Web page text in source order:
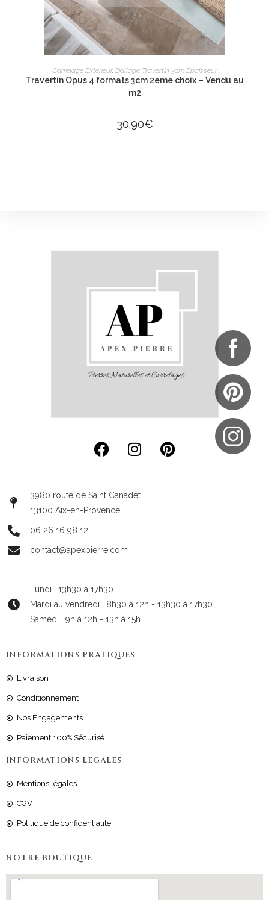
AJOUTER AU PANIER
Carrelage Extérieur, Dallage Travertin 3cm Epaisseur
Travertin Opus 4 formats 3cm 2eme choix – Vendu au
m2
30.90€
3980 route de Saint Canadet
13100 Aix-en-Provence
06 26 16 98 12
contact@apexpierre.com
Lundi : 13h30 à 17h30
Mardi au vendredi : 8h30 à 12h - 13h30 à 17h30
Samedi : 9h à 12h - 13h à 15h
INFORMATIONS PRATIQUES
Livraison
Conditionnement
Nos Engagements
Paiement 100% Sécurisé
INFORMATIONS LEGALES
Mentions légales
CGV
Politique de confidentialité
NOTRE BOUTIQUE